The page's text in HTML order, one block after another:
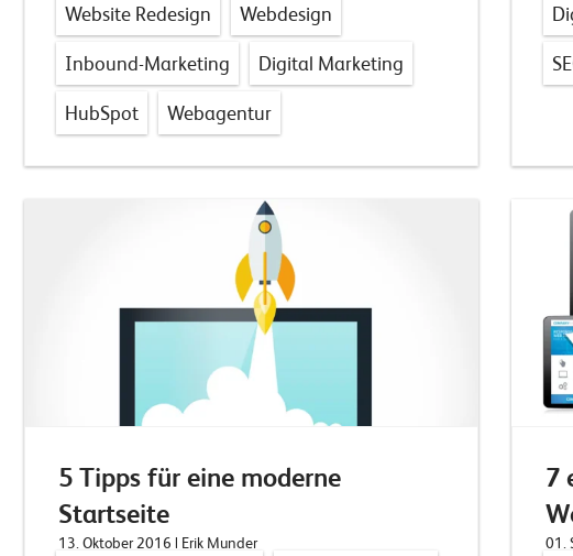
Website Redesign Webdesign
Inbound-Marketing Digital Marketing
HubSpot Webagentur
5 Tipps für eine moderne
Startseite
13. Oktober 2016 | Erik Munder
7
01.